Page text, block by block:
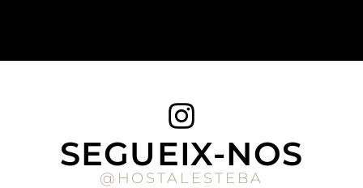
SEGUEIX-NOS
@HOSTALESTEBA